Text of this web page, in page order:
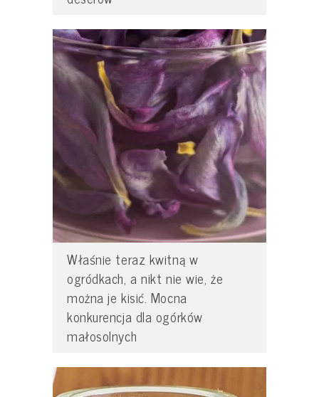
Właśnie teraz kwitną w
ogródkach, a nikt nie wie, że
można je kisić. Mocna
konkurencja dla ogórków
małosolnych